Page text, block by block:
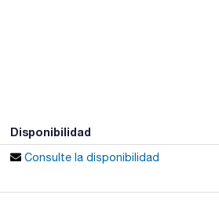
Disponibilidad
Consulte la disponibilidad